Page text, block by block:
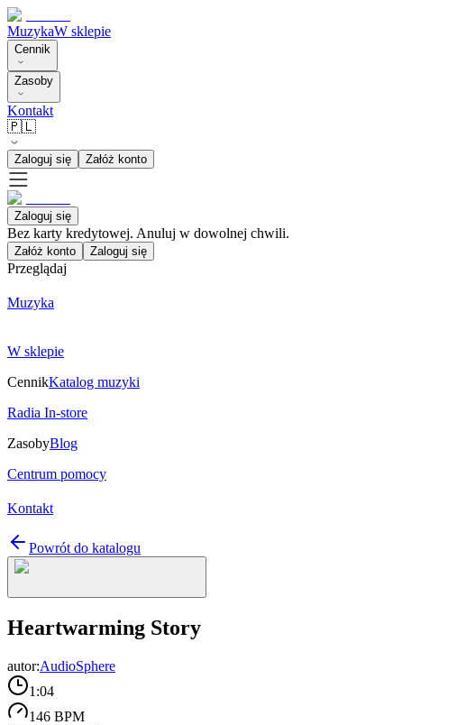
MuzykaW sklepie
Cennik
Zasoby
Kontakt
🇵🇱
Zaloguj się Załóż konto
Zaloguj się
Bez karty kredytowej. Anuluj w dowolnej chwili.
Załóż konto Zaloguj się
Przeglądaj
Muzyka
W sklepie
CennikKatalog muzyki
Radia In-store
ZasobyBlog
Centrum pomocy
Kontakt
Powrót do katalogu
Heartwarming Story
autor:AudioSphere
1:04
146 BPM